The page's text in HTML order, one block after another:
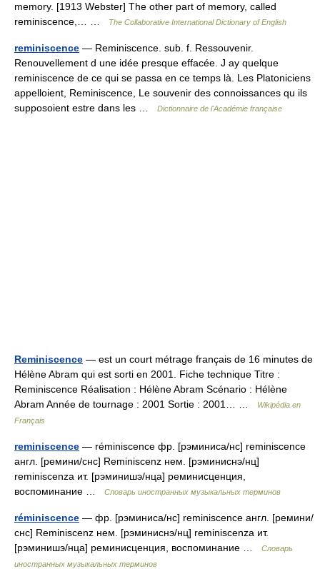
memory. [1913 Webster] The other part of memory, called
reminiscence,… …
The Collaborative International Dictionary of English
reminiscence — Reminiscence. sub. f. Ressouvenir.
Renouvellement d une idée presque effacée. J ay quelque
reminiscence de ce qui se passa en ce temps là. Les Platoniciens
appelloient, Reminiscence, Le souvenir des connoissances qu ils
supposoient estre dans les …
Dictionnaire de l'Académie française
Reminiscence — est un court métrage français de 16 minutes de
Hélène Abram qui est sorti en 2001. Fiche technique Titre :
Reminiscence Réalisation : Hélène Abram Scénario : Hélène
Abram Année de tournage : 2001 Sortie : 2001… …
Wikipédia en
Français
reminiscence — réminiscence фр. [рэминиса/нс] reminiscence
англ. [ремини/снс] Reminiscenz нем. [рэминиснэ/нц]
reminiscenza ит. [рэминишэ/нца] реминисценция,
воспоминание …
Словарь иностранных музыкальных терминов
réminiscence — фр. [рэминиса/нс] reminiscence англ. [ремини/
снс] Reminiscenz нем. [рэминиснэ/нц] reminiscenza ит.
[рэминишэ/нца] реминисценция, воспоминание …
Словарь
иностранных музыкальных терминов